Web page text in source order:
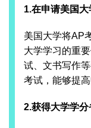
1.在申请美国
美国大学将AP
大学学习的重
试、文书写作
考试，能够提
2.获得大学学分